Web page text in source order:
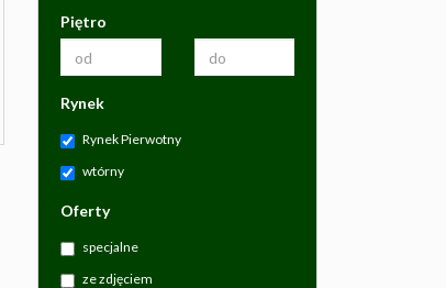
Piętro
Rynek
Rynek Pierwotny
wtórny
Oferty
specjalne
ze zdjęciem